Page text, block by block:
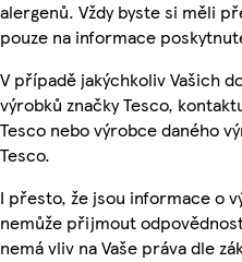
alergenů. Vždy byste si měli
pouze na informace
V případě jakýchkoliv Vašich
výrobků značky Tesco,
Tesco nebo výrobce daného
Tesco.
I přesto, že jsou informace o
nemůže přijmout
nemá vliv na Vaše práva dle